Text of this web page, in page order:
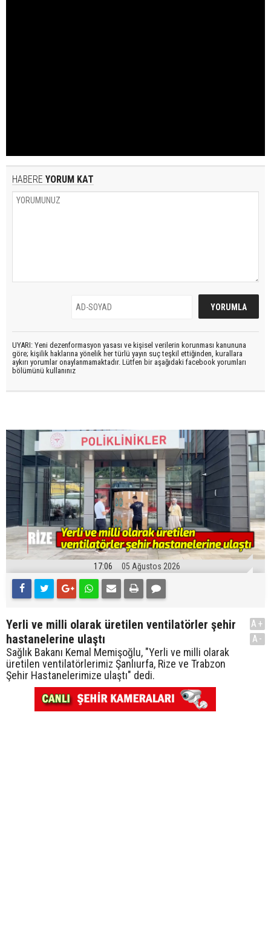
HABERE YORUM KAT
UYARI: Yeni dezenformasyon yasası ve kişisel verilerin korunması kanununa
göre; kişilik haklarına yönelik her türlü yayın suç teşkil ettiğinden, kurallara
aykırı yorumlar onaylanmamaktadır. Lütfen bir aşağıdaki facebook yorumları
bölümünü kullanınız
17:06 05 Ağustos 2026
Yerli ve milli olarak üretilen ventilatörler şehir
hastanelerine ulaştı
Sağlık Bakanı Kemal Memişoğlu, "Yerli ve milli olarak
üretilen ventilatörlerimiz Şanlıurfa, Rize ve Trabzon
Şehir Hastanelerimize ulaştı" dedi.
A+
A-